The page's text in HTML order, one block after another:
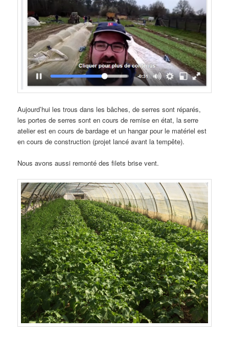
Aujourd’hui les trous dans les bâches, de serres sont réparés,
les portes de serres sont en cours de remise en état, la serre
atelier est en cours de bardage et un hangar pour le matériel est
en cours de construction (projet lancé avant la tempête).
Nous avons aussi remonté des filets brise vent.